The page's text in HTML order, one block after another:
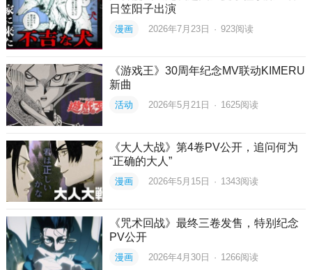
日笠阳子出演
漫画 2026年7月23日 · 923阅读
《游戏王》30周年纪念MV联动KIMERU
新曲
活动 2026年5月21日 · 1625阅读
《大人大战》第4卷PV公开，追问何为
“正确的大人”
漫画 2026年5月15日 · 1343阅读
《咒术回战》最终三卷发售，特别纪念
PV公开
漫画 2026年4月30日 · 1266阅读